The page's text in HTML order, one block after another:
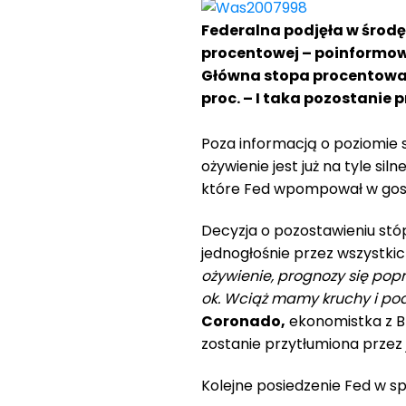
Federalna podjęła w
procentowej –
Główna stopa
proc. – I taka pozostanie
Poza informacją o poziomie
ożywienie jest już na tyle
które Fed wpompował w
Decyzja o pozostawieniu
jednogłośnie przez
ożywienie, prognozy się
ok. Wciąż mamy kruchy i
Coronado, ekonomistka z
zostanie przytłumiona przez
Kolejne posiedzenie Fed w